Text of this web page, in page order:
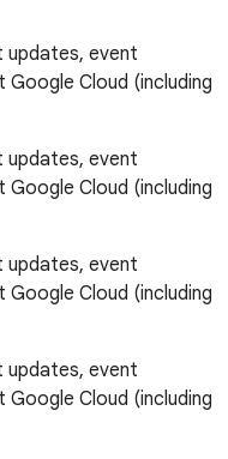
updates, event
Cloud (including
updates, event
Cloud (including
updates, event
Cloud (including
updates, event
Cloud (including